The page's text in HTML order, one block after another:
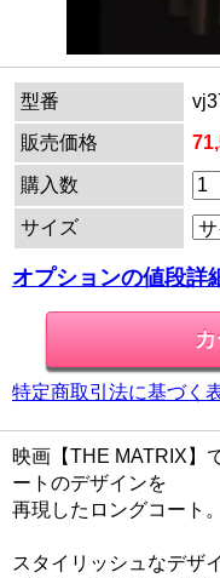
型番
販売価格
購入数
サイズ
オプションの値段詳
特定商取引法に基づく
映画【THE MATRIX】
ートのデザインを
再現したロングコート。
スタイリッシュなデザ